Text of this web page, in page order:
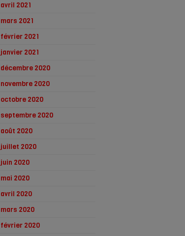
avril 2021
mars 2021
février 2021
janvier 2021
décembre 2020
novembre 2020
octobre 2020
septembre 2020
août 2020
juillet 2020
juin 2020
mai 2020
avril 2020
mars 2020
février 2020